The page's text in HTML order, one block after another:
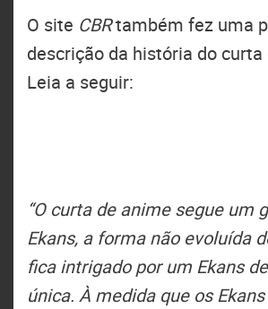
O site CBRtambém fez uma
descrição da história do curta
Leia a seguir:
“O curta de anime segue um
Ekans, a forma não evoluída
fica intrigado por um Ekans
única. À medida que os